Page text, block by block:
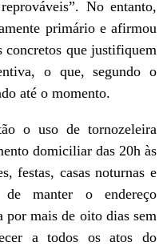
No entanto,
primário e afirmou
concretos que justifiquem
o que, segundo o
até o momento.
o uso de tornozeleira
domiciliar das 20h às
festas, casas noturnas e
de manter o endereço
por mais de oito dias sem
a todos os atos do